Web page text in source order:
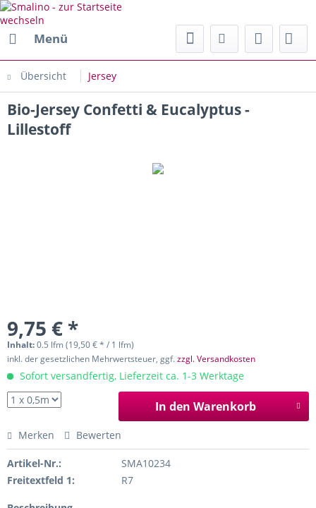
Menü
Übersicht Jersey
Bio-Jersey Confetti & Eucalyptus -
Lillestoff
9,75 € *
Inhalt:0.5 lfm (19,50 € * / 1 lfm)
inkl. der gesetzlichen Mehrwertsteuer, ggf.zzgl. Versandkosten
Sofort versandfertig, Lieferzeit ca. 1-3 Werktage
In den Warenkorb
Merken Bewerten
Artikel-Nr.:
SMA10234
Freitextfeld 1:
R7